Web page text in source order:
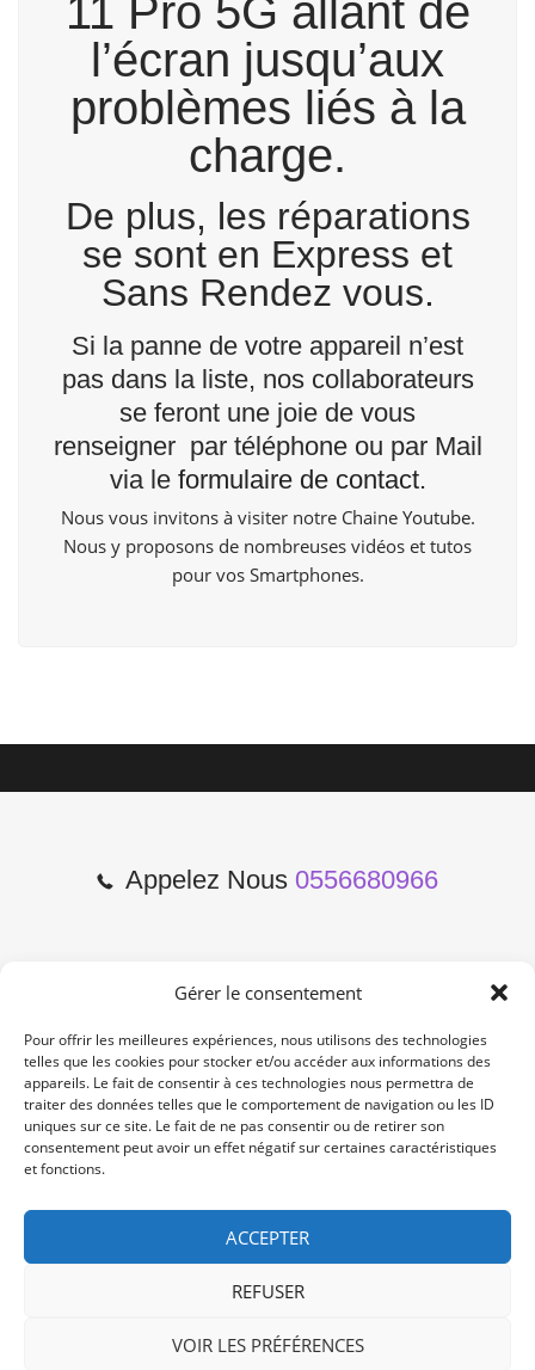
Gérer le consentement
Pour offrir les meilleures expériences, nous utilisons des technologies
telles que les cookies pour stocker et/ou accéder aux informations des
appareils. Le fait de consentir à ces technologies nous permettra de
traiter des données telles que le comportement de navigation ou les ID
uniques sur ce site. Le fait de ne pas consentir ou de retirer son
consentement peut avoir un effet négatif sur certaines caractéristiques
et fonctions.
ACCEPTER
REFUSER
VOIR LES PRÉFÉRENCES
11 Pro 5G allant de
l’écran jusqu’aux
problèmes liés à la
charge.
De plus, les réparations
se sont en Express et
Sans Rendez vous.
Si la panne de votre appareil n’est
pas dans la liste, nos collaborateurs
se feront une joie de vous
renseigner par téléphone ou par Mail
via le formulaire de contact.
Nous vous invitons à visiter notre Chaine Youtube.
Nous y proposons de nombreuses vidéos et tutos
pour vos Smartphones.
Appelez Nous 0556680966
2 Cours de l'Yser 33800
Bordeaux
Lun-Samedi: 10:00 -19:00
Non Stop
/ /